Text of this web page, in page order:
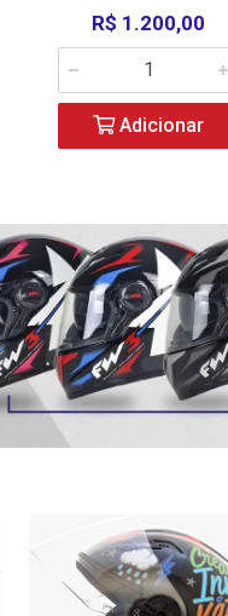
R$ 1.200,00
Adicionar